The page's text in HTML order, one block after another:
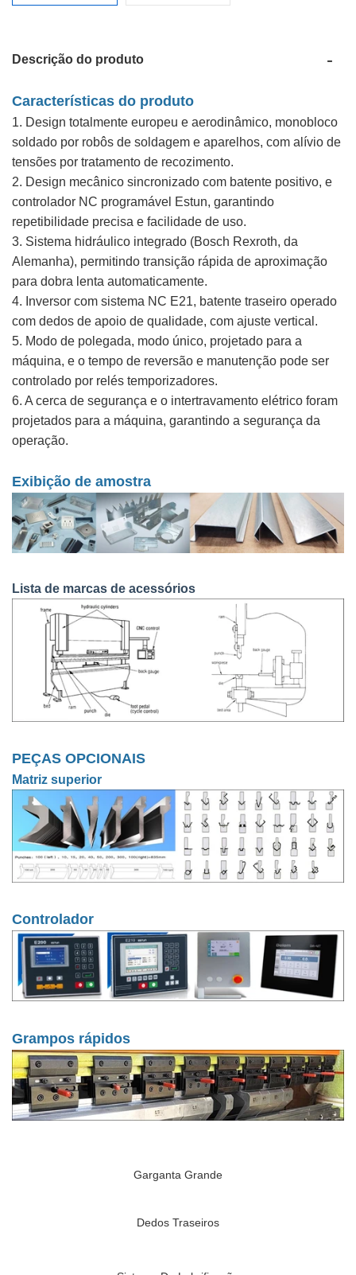
Descrição do produto
Características do produto
1. Design totalmente europeu e aerodinâmico, monobloco
soldado por robôs de soldagem e aparelhos, com alívio de
tensões por tratamento de recozimento.
2. Design mecânico sincronizado com batente positivo, e
controlador NC programável Estun, garantindo
repetibilidade precisa e facilidade de uso.
3. Sistema hidráulico integrado (Bosch Rexroth, da
Alemanha), permitindo transição rápida de aproximação
para dobra lenta automaticamente.
4. Inversor com sistema NC E21, batente traseiro operado
com dedos de apoio de qualidade, com ajuste vertical.
5. Modo de polegada, modo único, projetado para a
máquina, e o tempo de reversão e manutenção pode ser
controlado por relés temporizadores.
6. A cerca de segurança e o intertravamento elétrico foram
projetados para a máquina, garantindo a segurança da
operação.
Exibição de amostra
Lista de marcas de acessórios
PEÇAS OPCIONAIS
Matriz superior
Controlador
Grampos rápidos
Garganta Grande
Dedos Traseiros